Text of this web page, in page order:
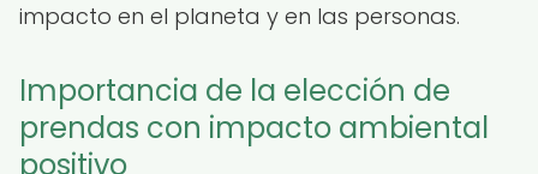
impacto en el planeta y en las personas.
Importancia de la elección de
prendas con impacto ambiental
positivo